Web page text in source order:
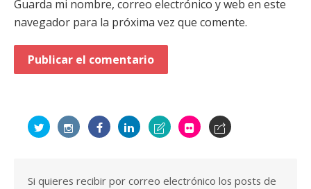
Guarda mi nombre, correo electrónico y web en este
navegador para la próxima vez que comente.
Si quieres recibir por correo electrónico los posts de